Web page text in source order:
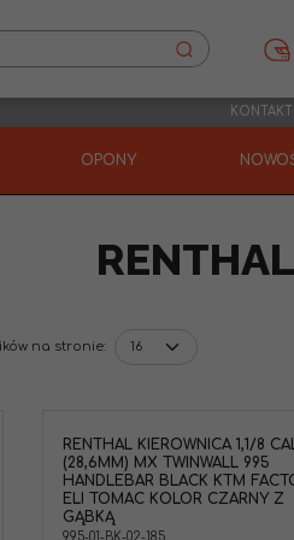
KONTAKT
OPONY
RENTHAL
na stronie:
RENTHAL KIEROWNICA 1,1/8
(28,6MM) MX TWINWALL 995
HANDLEBAR BLACK KTM
ELI TOMAC KOLOR CZARNY Z
GĄBKĄ
995-01-BK-02-185